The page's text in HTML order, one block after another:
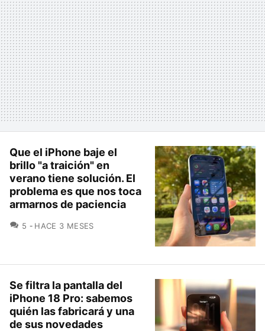
Que el iPhone baje el
brillo "a traición" en
verano tiene solución. El
problema es que nos toca
armarnos de paciencia
5 COMENTARIOS
HACE 3 MESES
Se filtra la pantalla del
iPhone 18 Pro: sabemos
quién las fabricará y una
de sus novedades